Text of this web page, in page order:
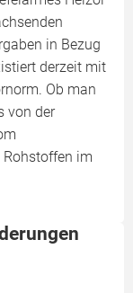
in Bezug
derzeit mit
Ob man
von der
im